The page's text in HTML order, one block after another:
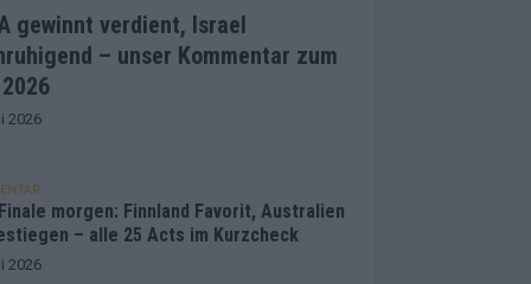
gewinnt verdient, Israel
– unser Kommentar zum
2026
2026
morgen: Finnland Favorit, Australien
– alle 25 Acts im Kurzcheck
2026